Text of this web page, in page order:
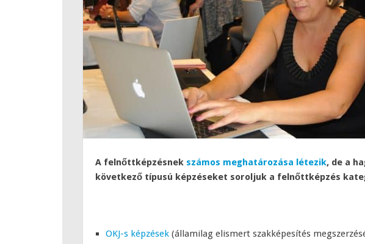
A felnőttképzésnek számos meghatározása létezik, de a
következő típusú képzéseket soroljuk a felnőttképzés
OKJ-s képzések (államilag elismert szakképesítés